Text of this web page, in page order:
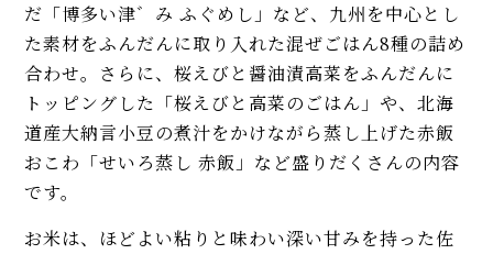
だ「博多い津゛み ふぐめし」など、九州を中心とし
た素材をふんだんに取り入れた混ぜごはん8種の詰め
合わせ。さらに、桜えびと醤油漬高菜をふんだんに
トッピングした「桜えびと高菜のごはん」や、北海
道産大納言小豆の煮汁をかけながら蒸し上げた赤飯
おこわ「せいろ蒸し 赤飯」など盛りだくさんの内容
です。
お米は、ほどよい粘りと味わい深い甘みを持った佐